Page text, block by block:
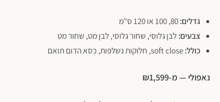
גדלים:
צבעים:לבן גלוסי, שחור גלוסי, לבן מט, שחור מט
כולל:
נאפולי — מ-₪1,599
פתח סרגל נגישות